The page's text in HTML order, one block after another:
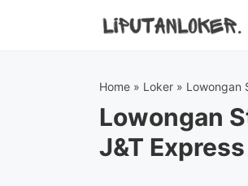
Home » Loker » Lowongan
Lowongan
J&T